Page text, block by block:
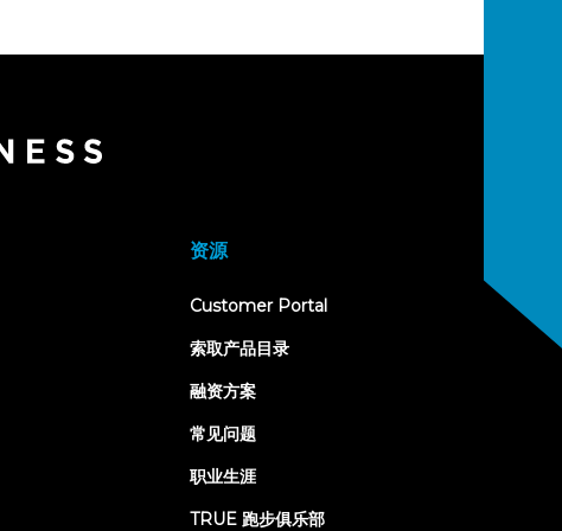
资源
Customer Portal(opens
索取产品目录
融资方案
常见问题
职业生涯
TRUE 跑步俱乐部